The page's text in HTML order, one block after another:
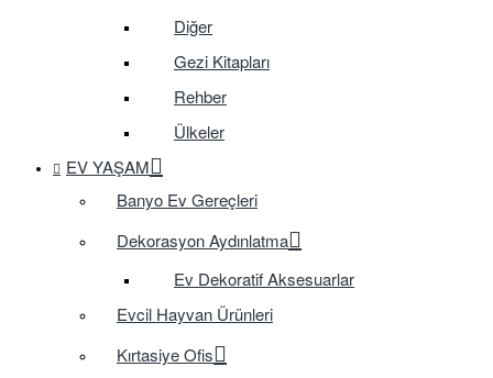
Diğer
Gezi Kitapları
Rehber
Ülkeler
EV YAŞAM
Banyo Ev Gereçleri
Dekorasyon Aydınlatma
Ev Dekoratif Aksesuarlar
Evcil Hayvan Ürünleri
Kırtasiye Ofis